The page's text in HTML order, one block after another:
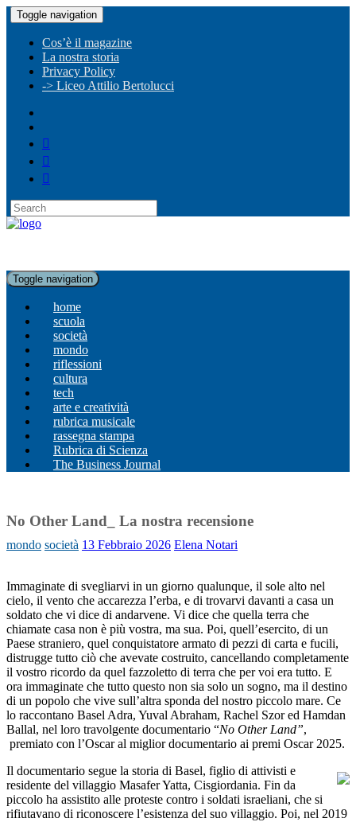
Toggle navigation
Cos’è il magazine
La nostra storia
Privacy Policy
-> Liceo Attilio Bertolucci
Toggle navigation
home
scuola
società
mondo
riflessioni
cultura
tech
arte e creatività
rubrica musicale
rassegna stampa
Rubrica di Scienza
The Business Journal
No Other Land_ La nostra recensione
mondo società 13 Febbraio 2026 Elena Notari
Immaginate di svegliarvi in un giorno qualunque, il sole alto nel
cielo, il vento che accarezza l’erba, e di trovarvi davanti a casa un
soldato che vi dice di andarvene. Vi dice che quella terra che
chiamate casa non è più vostra, ma sua. Poi, quell’esercito, di un
Paese straniero, quel conquistatore armato di pezzi di carta e fucili,
distrugge tutto ciò che avevate costruito, cancellando completamente
il vostro ricordo da quel fazzoletto di terra che per voi era tutto. E
ora immaginate che tutto questo non sia solo un sogno, ma il destino
di un popolo che vive sull’altra sponda del nostro piccolo mare. Ce
lo raccontano Basel Adra, Yuval Abraham, Rachel Szor ed Hamdan
Ballal, nel loro travolgente documentario “No Other Land”,
premiato con l’Oscar al miglior documentario ai premi Oscar 2025.
Il documentario segue la storia di Basel, figlio di attivisti e
residente del villaggio Masafer Yatta, Cisgiordania. Fin da
piccolo ha assistito alle proteste contro i soldati israeliani, che si
rifiutavano di riconoscere l’esistenza del suo villaggio. Poi, nel 2019